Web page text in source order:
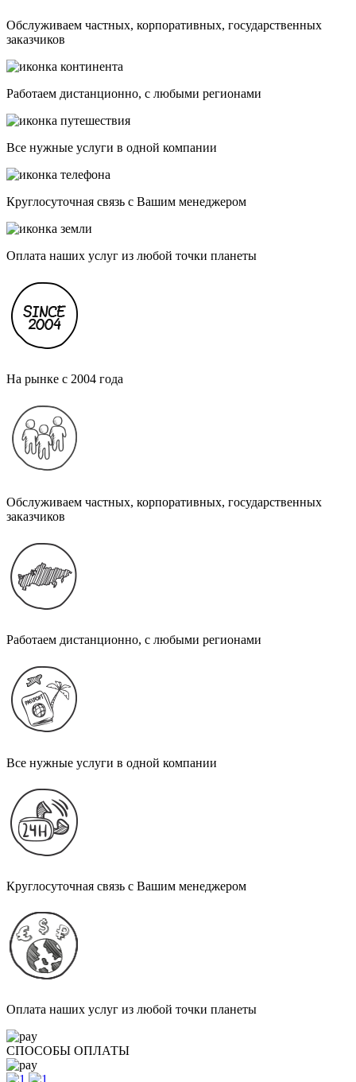
Обслуживаем частных, корпоративных, государственных
заказчиков
Работаем дистанционно, с любыми регионами
Все нужные услуги в одной компании
Круглосуточная связь с Вашим менеджером
Оплата наших услуг из любой точки планеты
На рынке с 2004 года
Обслуживаем частных, корпоративных, государственных
заказчиков
Работаем дистанционно, с любыми регионами
Все нужные услуги в одной компании
Круглосуточная связь с Вашим менеджером
Оплата наших услуг из любой точки планеты
СПОСОБЫ ОПЛАТЫ